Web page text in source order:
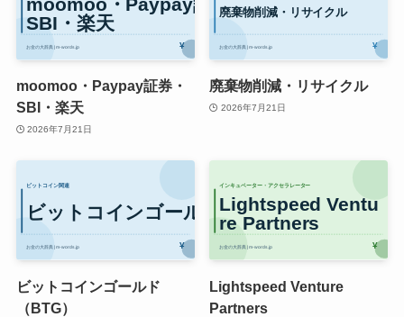
moomoo・Paypay証券・
SBI・楽天
2026年7月21日
廃棄物削減・リサイクル
2026年7月21日
ビットコインゴールド
（BTG）
Lightspeed Venture
Partners